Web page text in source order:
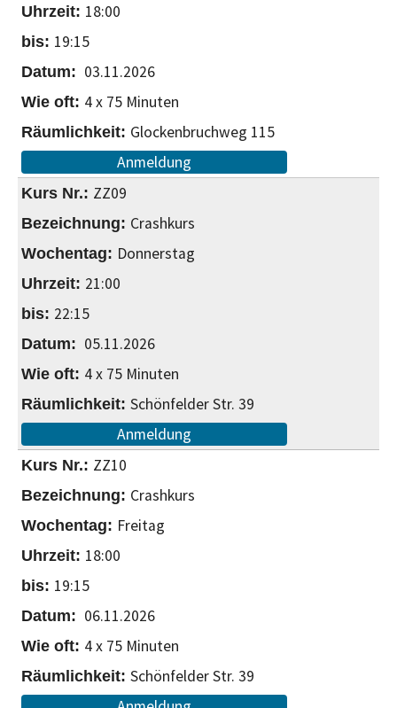
18:00
19:15
03.11.2026
4 x 75 Minuten
Glockenbruchweg 115
Anmeldung
ZZ09
Crashkurs
Donnerstag
21:00
22:15
05.11.2026
4 x 75 Minuten
Schönfelder Str. 39
Anmeldung
ZZ10
Crashkurs
Freitag
18:00
19:15
06.11.2026
4 x 75 Minuten
Schönfelder Str. 39